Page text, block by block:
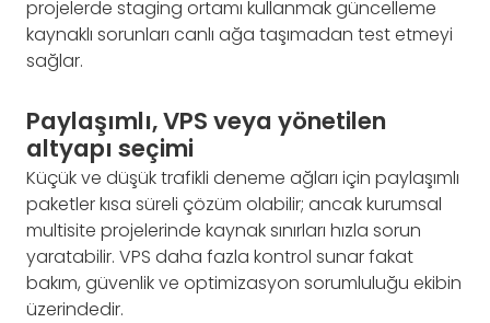
projelerde staging ortamı kullanmak güncelleme
kaynaklı sorunları canlı ağa taşımadan test etmeyi
sağlar.
Paylaşımlı, VPS veya yönetilen
altyapı seçimi
Küçük ve düşük trafikli deneme ağları için paylaşımlı
paketler kısa süreli çözüm olabilir; ancak kurumsal
multisite projelerinde kaynak sınırları hızla sorun
yaratabilir. VPS daha fazla kontrol sunar fakat
bakım, güvenlik ve optimizasyon sorumluluğu ekibin
üzerindedir.